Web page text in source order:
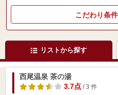
こだわり条
リストから探す
西尾温泉 茶の湯
3.7点/ 3 件